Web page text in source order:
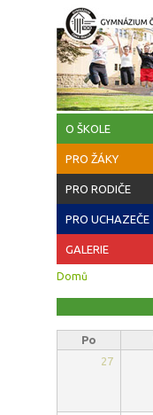
Přejít k hlavnímu obsahu
O ŠKOLE
PRO ŽÁKY
PRO RODIČE
PRO UCHAZEČE
GALERIE
Jste zde
Domů
Po
27